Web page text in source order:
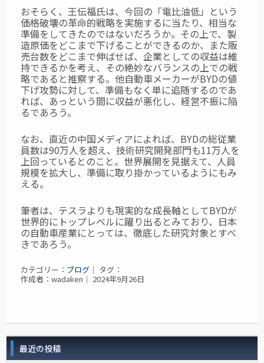
おそらく、王伝福氏は、今回の「電比油低」という
価格破壊の革命的戦略を実施するに当たり、相当な
準備をしてきたのではないだろうか。その上で、製
造原価をどこまで下げることができるのか、また販
売台数をどこまで伸ばせば、企業としての収益は維
持できるかを考え、その絶妙なバランスの上での戦
略であると推察する。他自動車メーカーがBYDの値
下げ攻勢に対して、準備もなく単に追随するのであ
れば、あっという間に収益が悪化し、経営不振に陥
るであろう。
なお、直近の中国メディアによれば、BYDの総従業
員数は90万人を超え、技術研究開発部門も11万人を
上回っているとのこと。世界展開を見据えて、人員
規模を拡大し、準備に取り掛かっているようにもみ
える。
筆者は、テスラよりも現実的な成長軸としてBYDが
世界的にトップレベルに躍り出るとみており、日本
の自動車産業にとっては、徹底した研究対象とすべ
きであろう。
カテゴリー： ブログ ｜ タグ：
作成者：wadaken｜ 2024年9月26日
最近の投稿